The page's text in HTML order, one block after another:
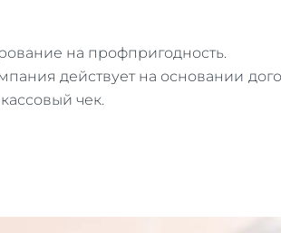
на профпригодность.
действует на основании
чек.